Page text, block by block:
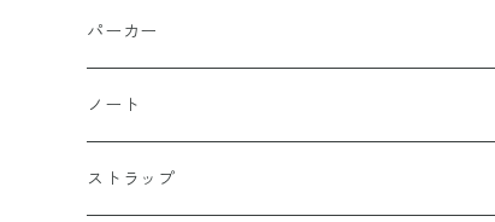
パーカー
ノート
ストラップ